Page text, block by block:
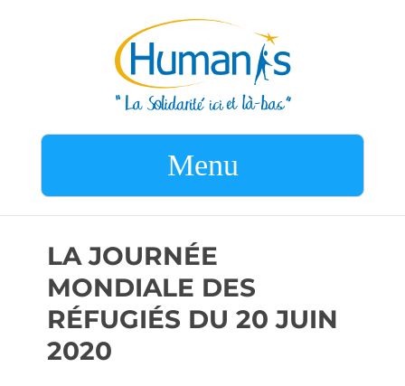
Menu
LA JOURNÉE
MONDIALE DES
RÉFUGIÉS DU 20 JUIN
2020